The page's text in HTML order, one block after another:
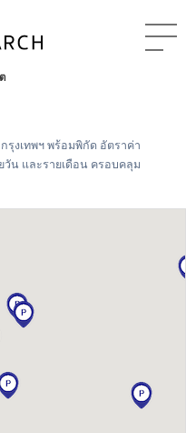
รุงเทพฯ พร้อมพิกัด อัตราค่า
วัน และรายเดือน ครอบคลุม